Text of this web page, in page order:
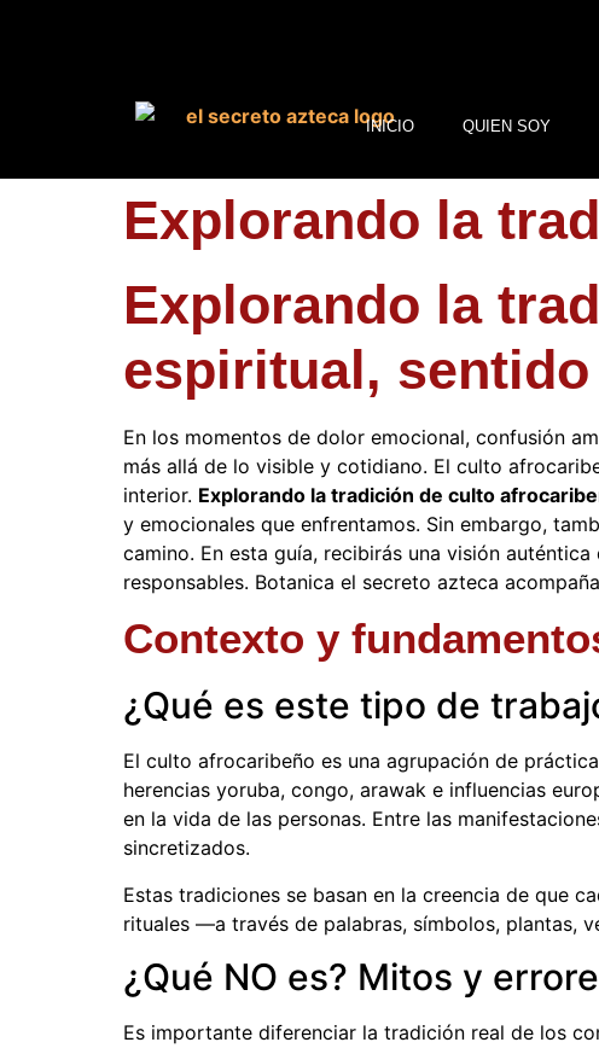
INICIO QUIEN SOY
Explorando la
Explorando la
espiritual,
En los momentos de dolor emocional, confusión
más allá de lo visible y cotidiano. El culto
interior. Explorando la tradición de culto
y emocionales que enfrentamos. Sin embargo,
camino. En esta guía, recibirás una visión
responsables. Botanica el secreto azteca
Contexto y
¿Qué es este tipo de
El culto afrocaribeño es una agrupación de
herencias yoruba, congo, arawak e influencias
en la vida de las personas. Entre las
sincretizados.
Estas tradiciones se basan en la creencia de que
rituales —a través de palabras, símbolos, plantas,
¿Qué NO es? Mitos y
Es importante diferenciar la tradición real de los